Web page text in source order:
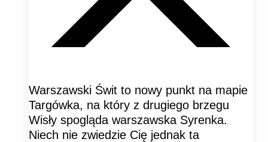
Warszawski Świt to nowy punkt na mapie
Targówka, na który z drugiego brzegu
Wisły spogląda warszawska Syrenka.
Niech nie zwiedzie Cię jednak ta